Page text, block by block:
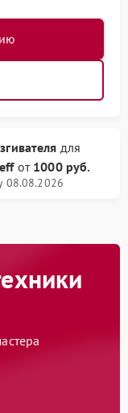
для
от 1000 руб.
08.08.2026